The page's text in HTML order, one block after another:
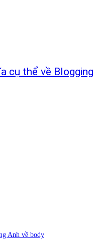
cụ thể về Blogging
Anh về body